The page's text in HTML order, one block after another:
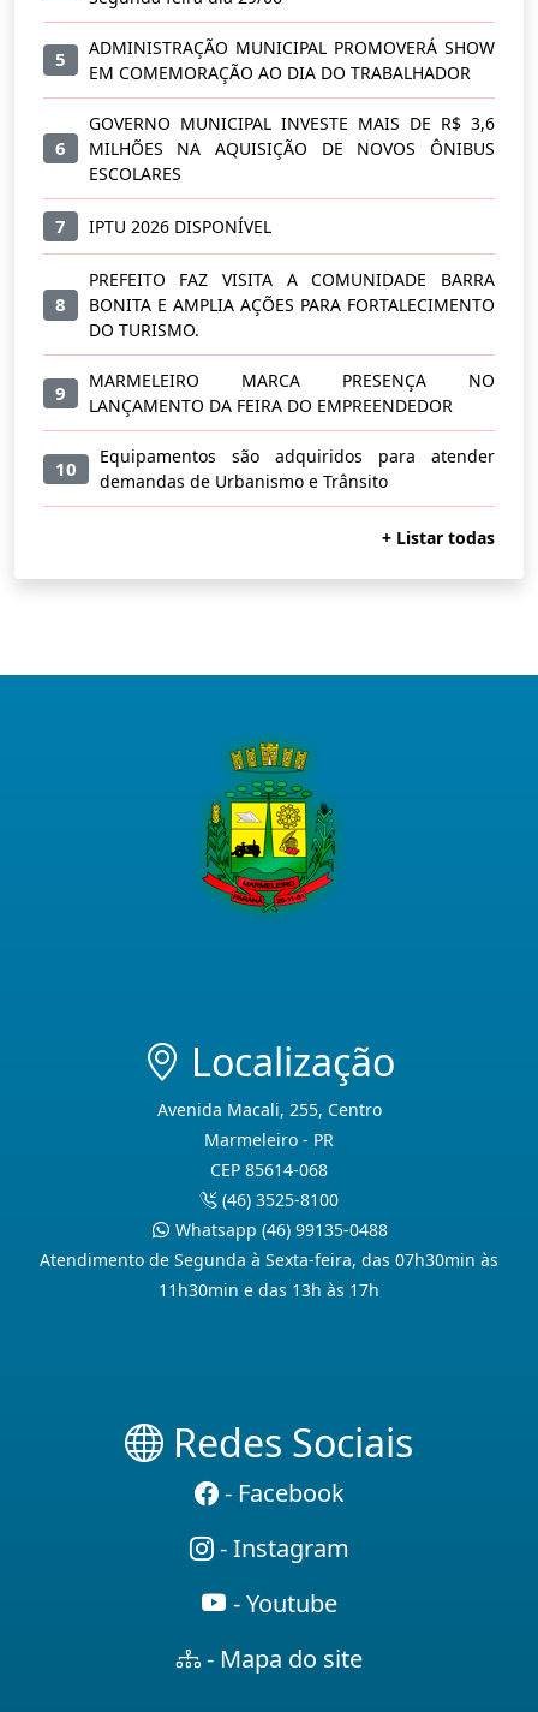
5
ADMINISTRAÇÃO MUNICIPAL PROMOVERÁ SHOW
EM COMEMORAÇÃO AO DIA DO TRABALHADOR
6
GOVERNO MUNICIPAL INVESTE MAIS DE R$ 3,6
MILHÕES NA AQUISIÇÃO DE NOVOS ÔNIBUS
ESCOLARES
7 IPTU 2026 DISPONÍVEL
8
PREFEITO FAZ VISITA A COMUNIDADE BARRA
BONITA E AMPLIA AÇÕES PARA FORTALECIMENTO
DO TURISMO.
9
MARMELEIRO MARCA PRESENÇA NO
LANÇAMENTO DA FEIRA DO EMPREENDEDOR
10
Equipamentos são adquiridos para atender
demandas de Urbanismo e Trânsito
+ Listar todas
Localização
Avenida Macali, 255, Centro
Marmeleiro - PR
CEP 85614-068
(46) 3525-8100
Whatsapp (46) 99135-0488
Atendimento de Segunda à Sexta-feira, das 07h30min às
11h30min e das 13h às 17h
Redes Sociais
- Facebook
- Instagram
- Youtube
- Mapa do site